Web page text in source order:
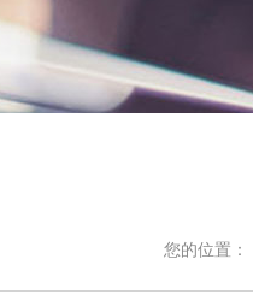
您的位置：